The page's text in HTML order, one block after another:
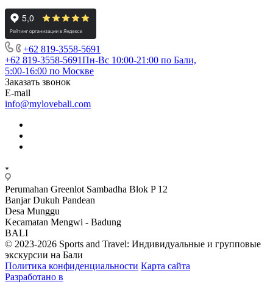
+62 819‑3558‑5691‬
+62 819‑3558‑5691‬Пн-Вс 10:00-21:00 по Бали,
5:00-16:00 по Москве
Заказать звонок
E-mail
info@mylovebali.com
Perumahan Greenlot Sambadha Blok P 12
Banjar Dukuh Pandean
Desa Munggu
Kecamatan Mengwi - Badung
BALI
© 2023-2026 Sports and Travel: Индивидуальные и групповые
экскурсии на Бали
Политика конфиденциальности Карта сайта
Разработано в